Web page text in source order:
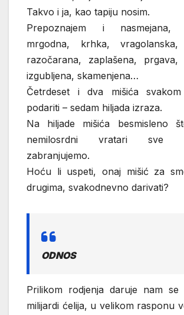
Takvo i ja, kao tapiju nosim.
Prepoznajem i nasmejana,
mrgodna, krhka, vragolanska,
razočarana, zaplašena,
izgubljena, skamenjena…
Četrdeset i dva mišića
podariti – sedam hiljada izraza.
Na hiljade mišića besmisleno
nemilosrdni vratari sve
zabranjujemo.
Hoću li uspeti, onaj mišić za
drugima, svakodnevno darivati?
ODNOS
Prilikom rodjenja daruje nam
milijardi ćelija, u velikom rasponu